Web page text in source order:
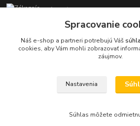
Zákaznícka podpora
+421902309993
(Po-Pia, 9-18 hod.)
info@karavanpoint.sk
Spracovanie
Náš e-shop a partneri potrebujú Váš
cookies, aby Vám mohli zobrazovať
záujmov.
Nastavenia
Súhlas môžete